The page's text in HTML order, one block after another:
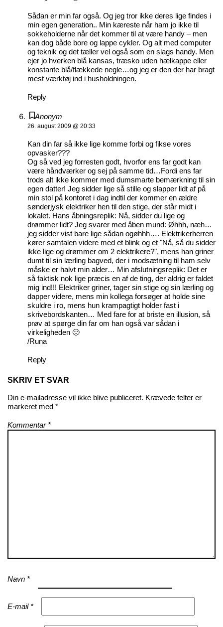
Sådan er min far også. Og jeg tror ikke deres lige findes i
min egen generation.. Min kæreste når ham jo ikke til
sokkeholderne når det kommer til at være handy – men
kan dog både bore og lappe cykler. Og alt med computer
og teknik og det tæller vel også som en slags handy. Men
ejer jo hverken blå kansas, træsko uden hælkappe eller
konstante blå/flækkede negle…og jeg er den der har bragt
mest værktøj ind i husholdningen.
Reply
Anonym
26. august 2009 @ 20:33
Kan din far så ikke lige komme forbi og fikse vores
opvasker???
Og så ved jeg forresten godt, hvorfor ens far godt kan
være håndværker og sej på samme tid…Fordi ens far
trods alt ikke kommer med dumsmarte bemærkning til sin
egen datter! Jeg sidder lige så stille og slapper lidt af på
min stol på kontoret i dag indtil der kommer en ældre
sønderjysk elektriker hen til den stige, der står midt i
lokalet. Hans åbningsreplik: Nå, sidder du lige og
drømmer lidt? Jeg svarer med åben mund: Øhhh, næh…
jeg sidder vist bare lige sådan ogøhhh…. Elektrikerherren
kører samtalen videre med et blink og et "Nå, så du sidder
ikke lige og drømmer om 2 elektrikere?", mens han griner
dumt til sin lærling bagved, der i modsætning til ham selv
måske er halvt min alder… Min afslutningsreplik: Det er
så faktisk nok lige præcis en af de ting, der aldrig er faldet
mig ind!!! Elektriker griner, tager sin stige og sin lærling og
dapper videre, mens min kollega forsøger at holde sine
skuldre i ro, mens hun krampagtigt holder fast i
skrivebordskanten… Med fare for at briste en illusion, så
prøv at spørge din far om han også var sådan i
virkeligheden 🙂
/Runa
Reply
SKRIV ET SVAR
Din e-mailadresse vil ikke blive publiceret. Krævede felter er
markeret med *
Kommentar *
Navn *
E-mail *